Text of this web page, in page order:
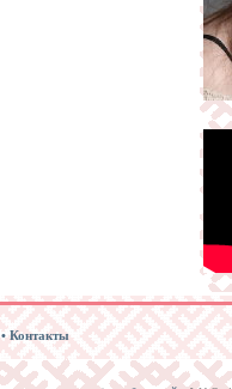
• Контакты